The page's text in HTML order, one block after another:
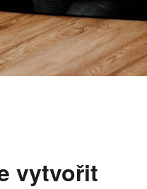
vytvořit